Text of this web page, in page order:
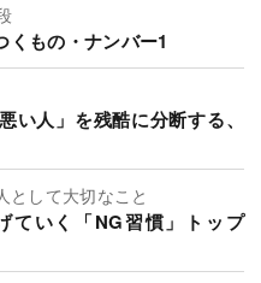
くもの・ナンバー1
い人」を残酷に分断する、
して大切なこと
ていく「NG習慣」トップ